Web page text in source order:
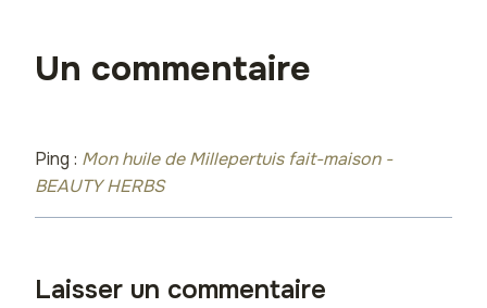
Un commentaire
Ping : Mon huile de Millepertuis fait-maison -
BEAUTY HERBS
Laisser un commentaire